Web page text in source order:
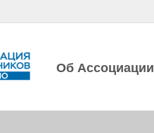
Об Ассоциации